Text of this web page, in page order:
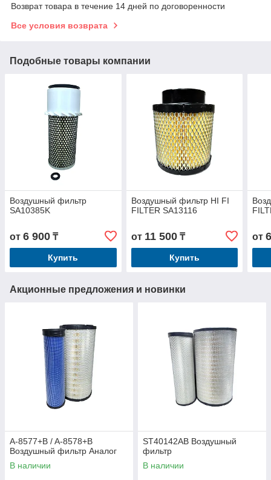
Возврат товара в течение 14 дней по договоренности
Все условия возврата
Подобные товары компании
Воздушный фильтр
SA10385K
от 6 900 ₸
Купить
Воздушный фильтр HI FI
FILTER SA13116
от 11 500₸
Купить
от
Акционные предложения и новинки
A-8577+B / A-8578+B
Воздушный фильтр Аналог
В наличии
ST40142AB Воздушный
фильтр
В наличии